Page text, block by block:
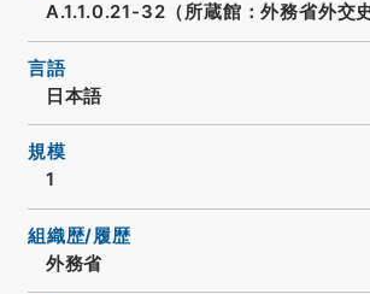
A.1.1.0.21-32（所蔵館：外務省外交史
言語
日本語
規模
1
組織歴/履歴
外務省